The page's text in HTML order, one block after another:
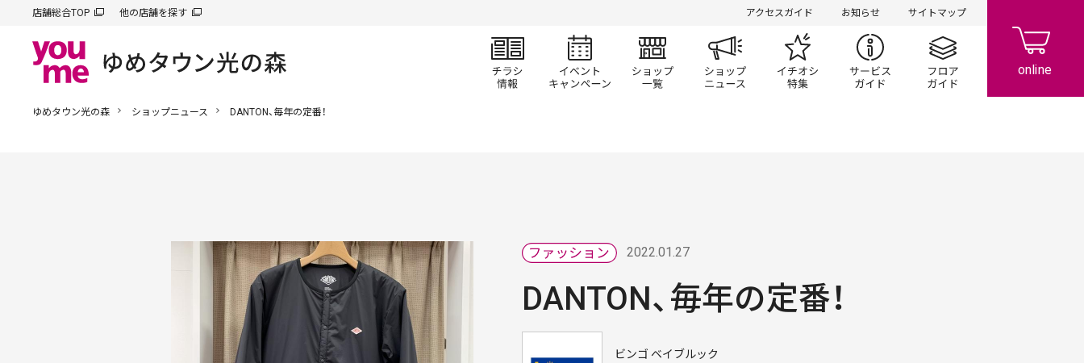
店舗総合TOP 他の店舗を探す アクセスガイド お知らせ サイトマップ
チラシ情報 イベント/キャンペーン
ショップ一覧 ショップニュースイチオシ特集 サービスガイドフロアガイド
ゆめタウン光の森 ショップニュース DANTON、毎年の定番！
2022.01.27
DANTON、毎年の定番！
ビンゴ ベイブルック